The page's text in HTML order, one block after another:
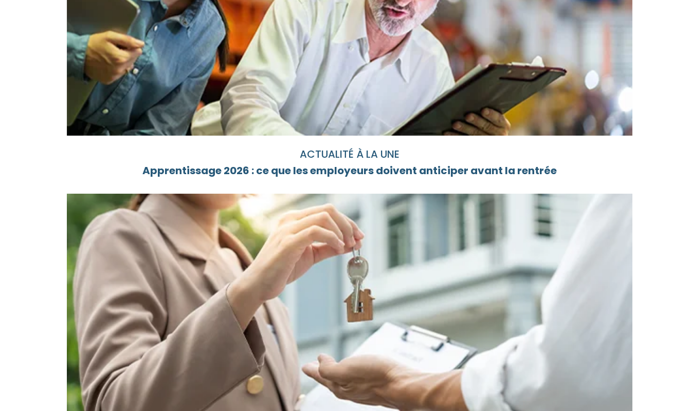
ACTUALITÉ À LA UNE
Apprentissage 2026 : ce que les employeurs doivent anticiper avant la rentrée